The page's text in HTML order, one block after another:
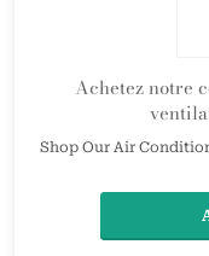
Achetez notre
Shop Our Air